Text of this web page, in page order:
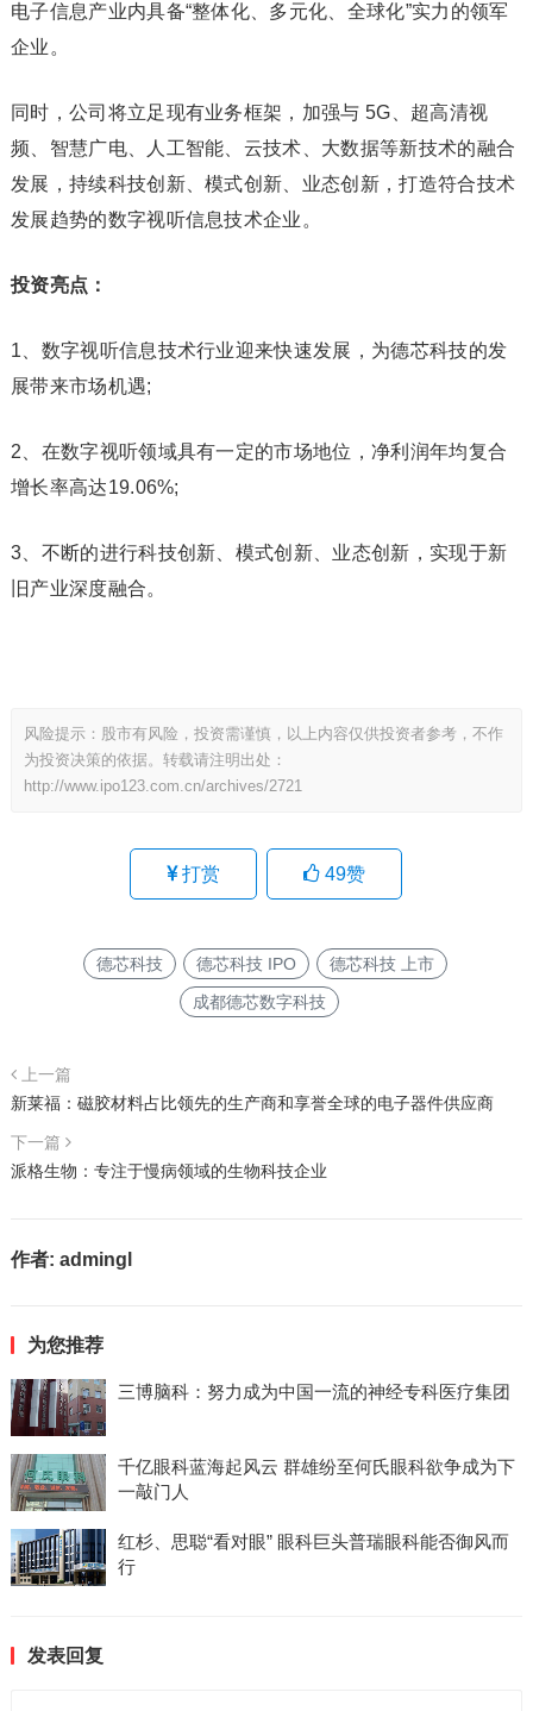
电子信息产业内具备“整体化、多元化、全球化”实力的领军
企业。
同时，公司将立足现有业务框架，加强与 5G、超高清视
频、智慧广电、人工智能、云技术、大数据等新技术的融合
发展，持续科技创新、模式创新、业态创新，打造符合技术
发展趋势的数字视听信息技术企业。
投资亮点：
1、数字视听信息技术行业迎来快速发展，为德芯科技的发
展带来市场机遇;
2、在数字视听领域具有一定的市场地位，净利润年均复合
增长率高达19.06%;
3、不断的进行科技创新、模式创新、业态创新，实现于新
旧产业深度融合。
风险提示：股市有风险，投资需谨慎，以上内容仅供投资者参考，不作
为投资决策的依据。转载请注明出处：
http://www.ipo123.com.cn/archives/2721
打赏 49赞
德芯科技 德芯科技 IPO
德芯科技 上市
成都德芯数字科技
上一篇
新莱福：磁胶材料占比领先的生产商和享誉全球的电子器件供应商
下一篇
派格生物：专注于慢病领域的生物科技企业
作者: admingl
为您推荐
三博脑科：努力成为中国一流的神经专科医疗集团
千亿眼科蓝海起风云 群雄纷至何氏眼科欲争成为下
一敲门人
红杉、思聪“看对眼” 眼科巨头普瑞眼科能否御风而
行
发表回复